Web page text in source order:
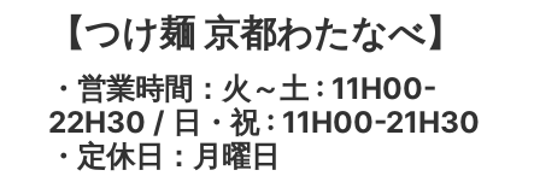
【つけ麺 京都わたなべ】
・営業時間：火～土 : 11H00-
22H30 / 日・祝 : 11H00-21H30
・定休日：月曜日